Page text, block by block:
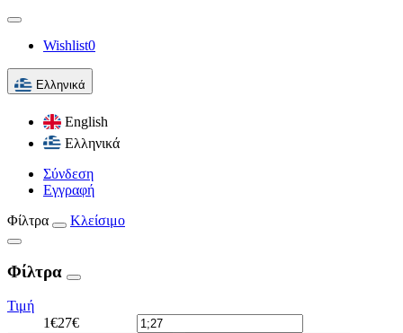
Wishlist0
Ελληνικά
English
Ελληνικά
Σύνδεση
Εγγραφή
Φίλτρα
Κλείσιμο
Φίλτρα
Τιμή
1€27€